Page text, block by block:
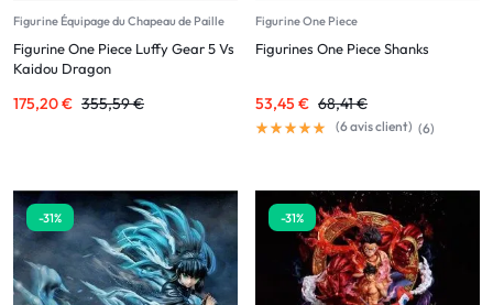
Figurine Équipage du Chapeau de Paille
Figurine One Piece Luffy Gear 5 Vs
Kaidou Dragon
355,59€
175,20€
Figurine One Piece
Figurines One Piece Shanks
68,41€
53,45 €
(6avis client) (6)
-31% -31%